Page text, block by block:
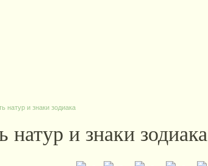
натур и знаки зодиака
и знаки зодиака